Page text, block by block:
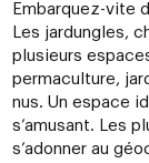
Embarquez-vite
Les jardungles,
plusieurs
permaculture,
nus. Un espace
s’amusant. Les
s’adonner au